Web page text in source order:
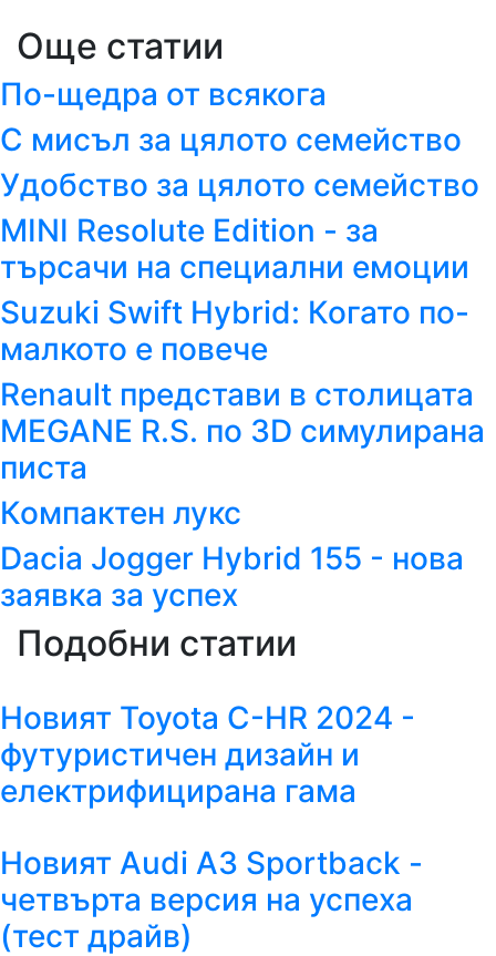
Още статии
По-щедра от всякога
С мисъл за цялото семейство
Удобство за цялото семейство
MINI Resolute Edition - за
търсачи на специални емоции
Suzuki Swift Hybrid: Когато по-
малкото е повече
Renault представи в столицата
MEGANE R.S. по 3D симулирана
писта
Компактен лукс
Dacia Jogger Hybrid 155 - нова
заявка за успех
Подобни статии
Новият Toyota C-HR 2024 -
футуристичен дизайн и
електрифицирана гама
Новият Audi A3 Sportback -
четвърта версия на успеха
(тест драйв)